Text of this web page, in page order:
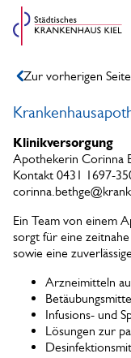
Zur vorherigen Seite
Klinikversorgung
Apothekerin Corinna
Kontakt 0431 1697-
Ein Team von einem
sorgt für eine
sowie eine
Arzneimitteln
Infusions- und
Lösungen zur